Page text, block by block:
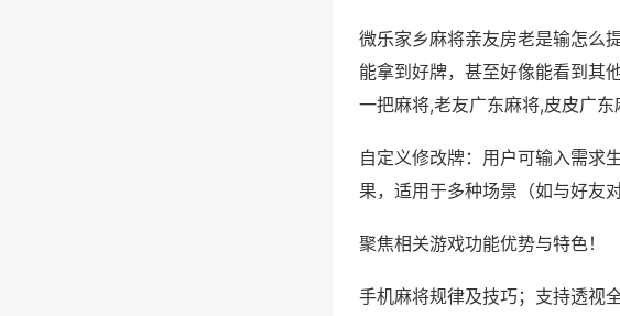
微乐家乡麻将亲友房老是输怎么
能拿到好牌，甚至好像能看到其
一把麻将,老友广东麻将,皮皮广
自定义修改牌：用户可输入需求
果，适用于多种场景（如与好友
聚焦相关游戏功能优势与特色！
手机麻将规律及技巧；支持透视